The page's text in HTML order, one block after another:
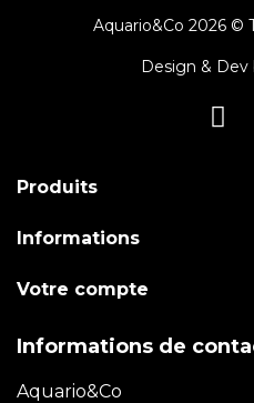
Aquario&Co 2026 ©
Design & Dev
Produits
Informations
Votre compte
Informations de
Aquario&Co